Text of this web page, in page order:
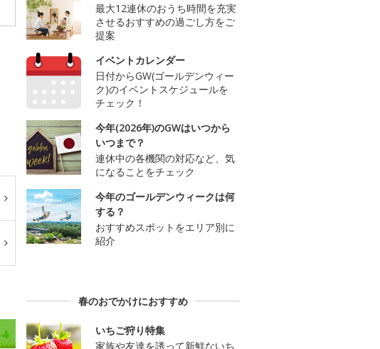
最大12連休のおうち時間を充実
させるおすすめの過ごし方をご
提案
イベントカレンダー
日付からGW(ゴールデンウィー
ク)のイベントスケジュールを
チェック！
今年(2026年)のGWはいつから
いつまで？
連休中の各機関の対応など、気
になることをチェック
今年のゴールデンウィークは何
する？
おすすめスポットをエリア別に
紹介
春のおでかけにおすすめ
いちご狩り特集
家族や友達を誘って新鮮ないち